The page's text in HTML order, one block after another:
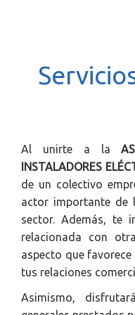
t
Al unirte a la
INSTALADORES
de un colectivo
actor importante de
sector. Además, te
relacionada con
aspecto que
tus relaciones
Asimismo,